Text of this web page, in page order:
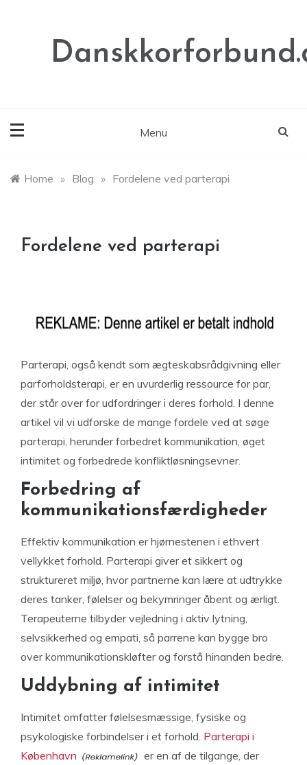
Menu
Home » Blog » Fordelene ved parterapi
Fordelene ved parterapi
Parterapi, også kendt som ægteskabsrådgivning eller
parforholdsterapi, er en uvurderlig ressource for par,
der står over for udfordringer i deres forhold. I denne
artikel vil vi udforske de mange fordele ved at søge
parterapi, herunder forbedret kommunikation, øget
intimitet og forbedrede konfliktløsningsevner.
Forbedring af
kommunikationsfærdigheder
Effektiv kommunikation er hjørnestenen i ethvert
vellykket forhold. Parterapi giver et sikkert og
struktureret miljø, hvor partnerne kan lære at udtrykke
deres tanker, følelser og bekymringer åbent og ærligt.
Terapeuterne tilbyder vejledning i aktiv lytning,
selvsikkerhed og empati, så parrene kan bygge bro
over kommunikationskløfter og forstå hinanden bedre.
Uddybning af intimitet
Intimitet omfatter følelsesmæssige, fysiske og
psykologiske forbindelser i et forhold. Parterapi i
København
er en af de tilgange, der